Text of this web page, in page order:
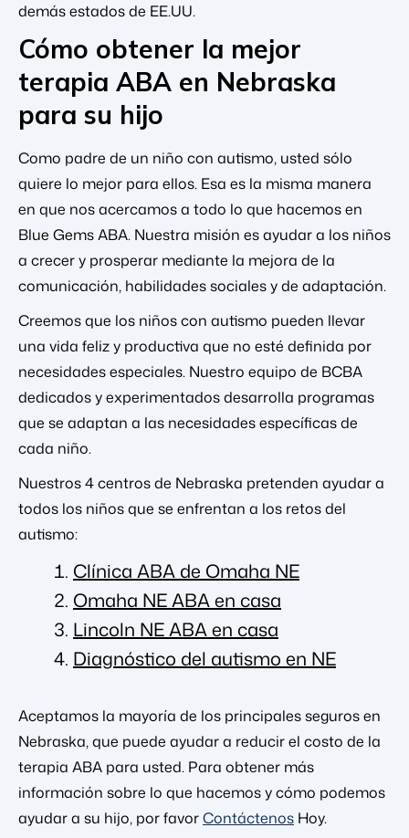
demás estados de EE.UU.
Cómo obtener la mejor
terapia ABA en Nebraska
para su hijo
Como padre de un niño con autismo, usted sólo
quiere lo mejor para ellos. Esa es la misma manera
en que nos acercamos a todo lo que hacemos en
Blue Gems ABA. Nuestra misión es ayudar a los niños
a crecer y prosperar mediante la mejora de la
comunicación, habilidades sociales y de adaptación.
Creemos que los niños con autismo pueden llevar
una vida feliz y productiva que no esté definida por
necesidades especiales. Nuestro equipo de BCBA
dedicados y experimentados desarrolla programas
que se adaptan a las necesidades específicas de
cada niño.
Nuestros 4 centros de Nebraska pretenden ayudar a
todos los niños que se enfrentan a los retos del
autismo:
Clínica ABA de Omaha NE
Omaha NE ABA en casa
Lincoln NE ABA en casa
Diagnóstico del autismo en NE
Aceptamos la mayoría de los principales seguros en
Nebraska, que puede ayudar a reducir el costo de la
terapia ABA para usted. Para obtener más
información sobre lo que hacemos y cómo podemos
ayudar a su hijo, por favorContáctenos Hoy.